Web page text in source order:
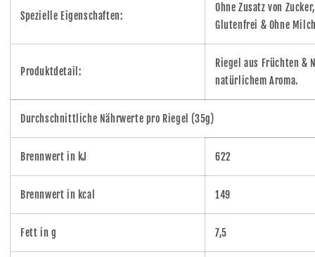
Spezielle Eigenschaften:
Ohne Zusatz von
Glutenfrei & Ohne
Produktdetail:
Riegel aus Früchten &
natürlichem Aroma.
Durchschnittliche Nährwerte pro Riegel (35g)
Brennwert in kJ 622
Brennwert in kcal 149
Fett in g 7,5